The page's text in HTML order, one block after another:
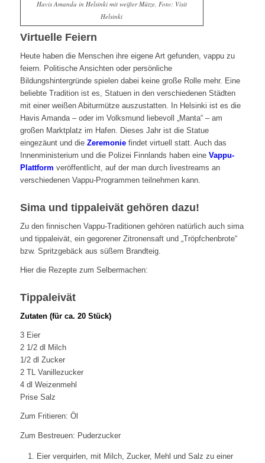
Havis Amanda in Helsinki mit weißer Mütze, Foto: Visit
Helsinki
Virtuelle Feiern
Heute haben die Menschen ihre eigene Art gefunden, vappu zu
feiern. Politische Ansichten oder persönliche
Bildungshintergründe spielen dabei keine große Rolle mehr. Eine
beliebte Tradition ist es, Statuen in den verschiedenen Städten
mit einer weißen Abiturmütze auszustatten. In Helsinki ist es die
Havis Amanda – oder im Volksmund liebevoll „Manta“ – am
großen Marktplatz im Hafen. Dieses Jahr ist die Statue
eingezäunt und die Zeremoniefindet virtuell statt. Auch das
Innenministerium und die Polizei Finnlands haben eine Vappu-
Plattform veröffentlicht, auf der man durch livestreams an
verschiedenen Vappu-Programmen teilnehmen kann.
Sima und tippaleivät gehören dazu!
Zu den finnischen Vappu-Traditionen gehören natürlich auch sima
und tippaleivät, ein gegorener Zitronensaft und „Tröpfchenbrote“
bzw. Spritzgebäck aus süßem Brandteig.
Hier die Rezepte zum Selbermachen:
Tippaleivät
Zutaten (für ca. 20 Stück)
3 Eier
2 1/2 dl Milch
1/2 dl Zucker
2 TL Vanillezucker
4 dl Weizenmehl
Prise Salz
Zum Fritieren: Öl
Zum Bestreuen: Puderzucker
Eier verquirlen, mit Milch, Zucker, Mehl und Salz zu einer